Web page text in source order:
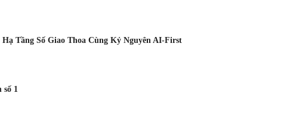
Tầng Số Giao Thoa Cùng Kỷ Nguyên AI-First
số 1